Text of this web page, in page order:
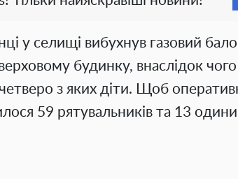
у селищі вибухнув газовий
будинку, внаслідок
з яких діти. Щоб
59 рятувальників та 13